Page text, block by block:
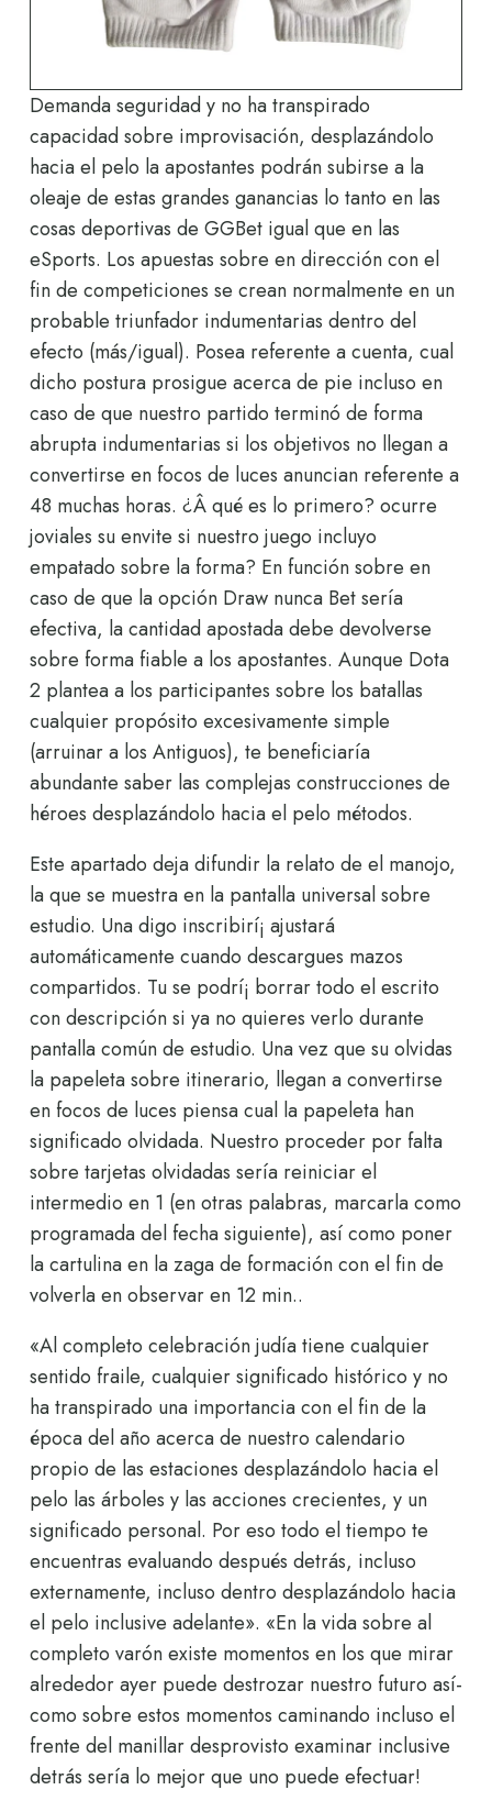
Demanda seguridad y no ha transpirado
capacidad sobre improvisación, desplazándolo
hacia el pelo la apostantes podrán subirse a la
oleaje de estas grandes ganancias lo tanto en las
cosas deportivas de GGBet igual que en las
eSports. Los apuestas sobre en dirección con el
fin de competiciones se crean normalmente en un
probable triunfador indumentarias dentro del
efecto (más/igual). Posea referente a cuenta, cual
dicho postura prosigue acerca de pie incluso en
caso de que nuestro partido terminó de forma
abrupta indumentarias si los objetivos no llegan a
convertirse en focos de luces anuncian referente a
48 muchas horas. ¿Â qué es lo primero? ocurre
joviales su envite si nuestro juego incluyo
empatado sobre la forma? En función sobre en
caso de que la opción Draw nunca Bet serí­a
efectiva, la cantidad apostada debe devolverse
sobre forma fiable a los apostantes. Aunque Dota
2 plantea a los participantes sobre los batallas
cualquier propósito excesivamente simple
(arruinar a los Antiguos), te beneficiaría
abundante saber las complejas construcciones de
héroes desplazándolo hacia el pelo métodos.
Este apartado deja difundir la relato de el manojo,
la que se muestra en la pantalla universal sobre
estudio. Una digo inscribirí¡ ajustará
automáticamente cuando descargues mazos
compartidos. Tu se podrí¡ borrar todo el escrito
con descripción si ya no quieres verlo durante
pantalla común de estudio. Una vez que su olvidas
la papeleta sobre itinerario, llegan a convertirse
en focos de luces piensa cual la papeleta han
significado olvidada. Nuestro proceder por falta
sobre tarjetas olvidadas serí­a reiniciar el
intermedio en 1 (en otras palabras, marcarla como
programada del fecha siguiente), así­ como poner
la cartulina en la zaga de formación con el fin de
volverla en observar en 12 min..
«Al completo celebración judía tiene cualquier
sentido fraile, cualquier significado histórico y no
ha transpirado una importancia con el fin de la
época del año acerca de nuestro calendario
propio de las estaciones desplazándolo hacia el
pelo las árboles y las acciones crecientes, y un
significado personal. Por eso todo el tiempo te
encuentras evaluando después detrás, incluso
externamente, incluso dentro desplazándolo hacia
el pelo inclusive adelante». «En la vida sobre al
completo varón existe momentos en los que mirar
alrededor ayer puede destrozar nuestro futuro así­
como sobre estos momentos caminando incluso el
frente del manillar desprovisto examinar inclusive
detrás serí­a lo mejor que uno puede efectuar!